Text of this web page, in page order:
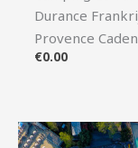
Durance
Provence
€0.00